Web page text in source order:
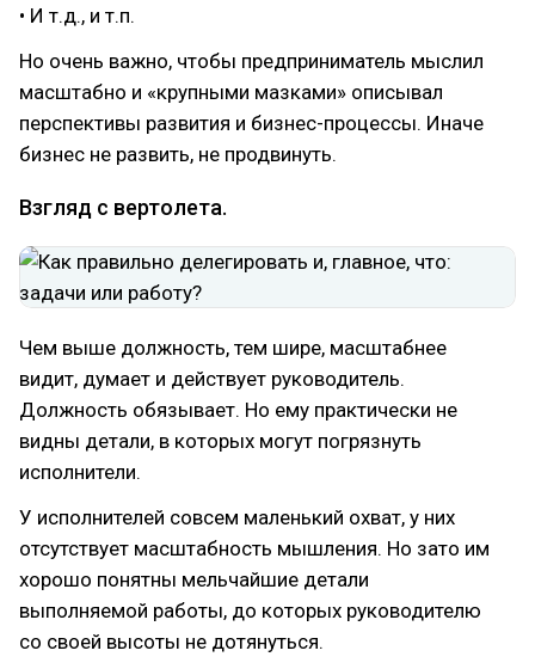
• И т.д., и т.п.
Но очень важно, чтобы предприниматель мыслил
масштабно и «крупными мазками» описывал
перспективы развития и бизнес-процессы. Иначе
бизнес не развить, не продвинуть.
Взгляд с вертолета.
Чем выше должность, тем шире, масштабнее
видит, думает и действует руководитель.
Должность обязывает. Но ему практически не
видны детали, в которых могут погрязнуть
исполнители.
У исполнителей совсем маленький охват, у них
отсутствует масштабность мышления. Но зато им
хорошо понятны мельчайшие детали
выполняемой работы, до которых руководителю
со своей высоты не дотянуться.